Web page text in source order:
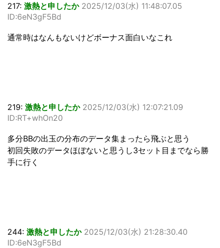
217: 激熱と申したか 2025/12/03(水) 11:48:07.05
ID:6eN3gF5Bd
通常時はなんもないけどボーナス面白いなこれ
219: 激熱と申したか 2025/12/03(水) 12:07:21.09
ID:RT+whOn20
多分BBの出玉の分布のデータ集まったら飛ぶと思う
初回失敗のデータほぼないと思うし3セット目までなら勝
手に行く
244: 激熱と申したか 2025/12/03(水) 21:28:30.40
ID:6eN3gF5Bd